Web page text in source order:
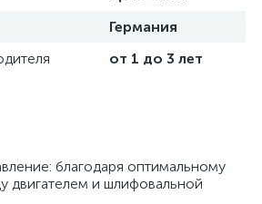
Германия
от 1 до 3 лет
благодаря оптимальному
двигателем и шлифовальной